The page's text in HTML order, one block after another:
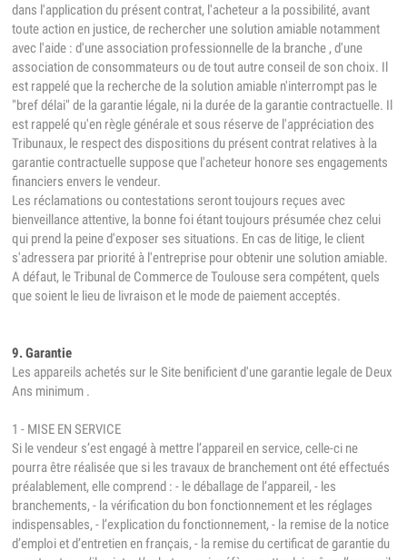
dans l'application du présent contrat, l'acheteur a la possibilité, avant
toute action en justice, de rechercher une solution amiable notamment
avec l'aide : d'une association professionnelle de la branche , d'une
association de consommateurs ou de tout autre conseil de son choix. Il
est rappelé que la recherche de la solution amiable n'interrompt pas le
"bref délai" de la garantie légale, ni la durée de la garantie contractuelle. Il
est rappelé qu'en règle générale et sous réserve de l'appréciation des
Tribunaux, le respect des dispositions du présent contrat relatives à la
garantie contractuelle suppose que l'acheteur honore ses engagements
financiers envers le vendeur.
Les réclamations ou contestations seront toujours reçues avec
bienveillance attentive, la bonne foi étant toujours présumée chez celui
qui prend la peine d'exposer ses situations. En cas de litige, le client
s'adressera par priorité à l'entreprise pour obtenir une solution amiable.
A défaut, le Tribunal de Commerce de Toulouse sera compétent, quels
que soient le lieu de livraison et le mode de paiement acceptés.
9. Garantie
Les appareils achetés sur le Site benificient d'une garantie legale de Deux
Ans minimum .
1 - MISE EN SERVICE
Si le vendeur s’est engagé à mettre l’appareil en service, celle-ci ne
pourra être réalisée que si les travaux de branchement ont été effectués
préalablement, elle comprend : - le déballage de l’appareil, - les
branchements, - la vérification du bon fonctionnement et les réglages
indispensables, - l’explication du fonctionnement, - la remise de la notice
d’emploi et d’entretien en français, - la remise du certificat de garantie du